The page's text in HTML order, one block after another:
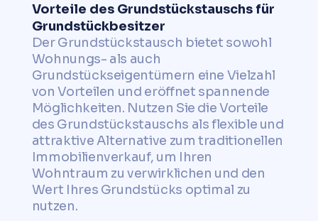
Vorteile des Grundstückstauschs für
Grundstückbesitzer
Der Grundstückstausch bietet sowohl
Wohnungs- als auch
Grundstückseigentümern eine Vielzahl
von Vorteilen und eröffnet spannende
Möglichkeiten. Nutzen Sie die Vorteile
des Grundstückstauschs als flexible und
attraktive Alternative zum traditionellen
Immobilienverkauf, um Ihren
Wohntraum zu verwirklichen und den
Wert Ihres Grundstücks optimal zu
nutzen.